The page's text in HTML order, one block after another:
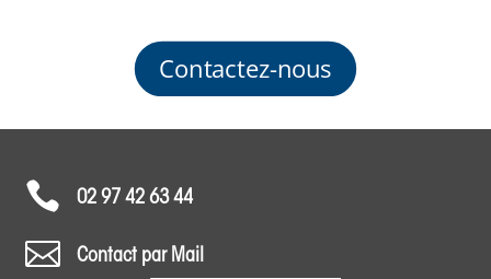
Contactez-nous
 02 97 42 63 44
 Contact par Mail